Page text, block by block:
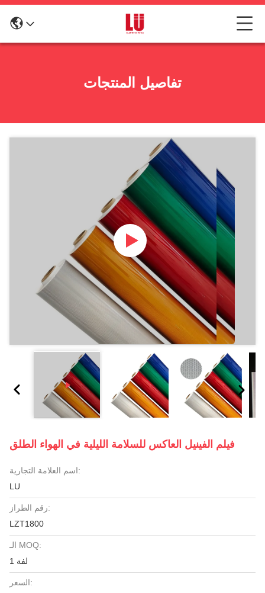
تفاصيل المنتجات
فيلم الفينيل العاكس للسلامة الليلية في الهواء الطلق
اسم العلامة التجارية:
LU
رقم الطراز:
LZT1800
الـ MOQ:
1 لفة
السعر: